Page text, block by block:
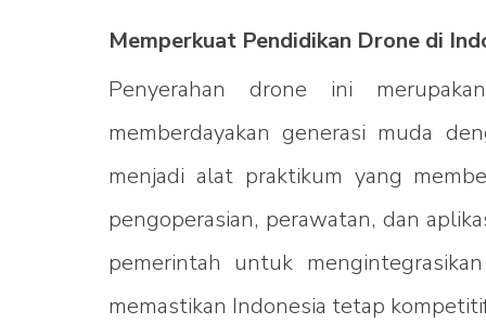
Memperkuat Pendidikan Drone di
Penyerahan drone ini
memberdayakan generasi muda
menjadi alat praktikum yang
pengoperasian, perawatan, dan
pemerintah untuk
memastikan Indonesia tetap